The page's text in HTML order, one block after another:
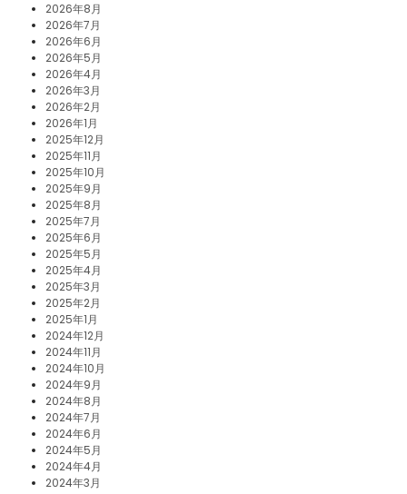
2026年8月
2026年7月
2026年6月
2026年5月
2026年4月
2026年3月
2026年2月
2026年1月
2025年12月
2025年11月
2025年10月
2025年9月
2025年8月
2025年7月
2025年6月
2025年5月
2025年4月
2025年3月
2025年2月
2025年1月
2024年12月
2024年11月
2024年10月
2024年9月
2024年8月
2024年7月
2024年6月
2024年5月
2024年4月
2024年3月